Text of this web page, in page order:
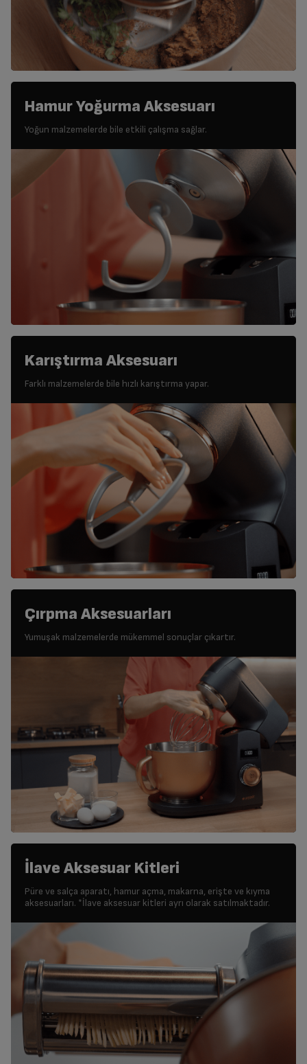
Hamur Yoğurma Aksesuarı
Yoğun malzemelerde bile etkili çalışma sağlar.
Karıştırma Aksesuarı
Farklı malzemelerde bile hızlı karıştırma yapar.
Çırpma Aksesuarları
Yumuşak malzemelerde mükemmel sonuçlar çıkartır.
İlave Aksesuar Kitleri
Püre ve salça aparatı, hamur açma, makarna, erişte ve kıyma
aksesuarları. *İlave aksesuar kitleri ayrı olarak satılmaktadır.